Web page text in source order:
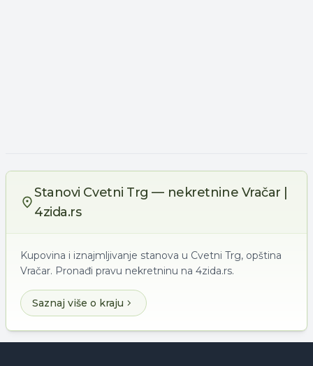
Stanovi Cvetni Trg — nekretnine Vračar |
4zida.rs
Kupovina i iznajmljivanje stanova u Cvetni Trg, opština
Vračar. Pronađi pravu nekretninu na 4zida.rs.
Saznaj više o kraju